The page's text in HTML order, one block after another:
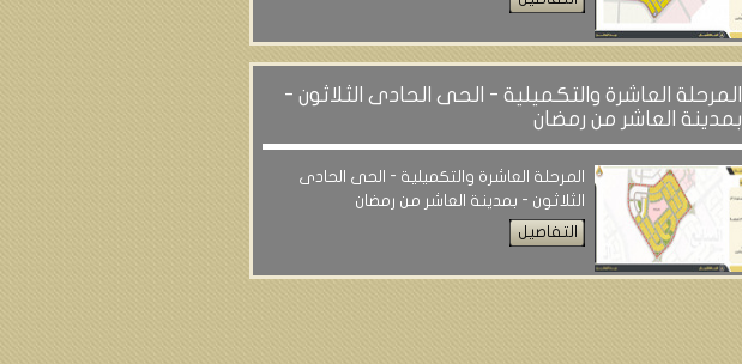
المرحلة العاشرة والتكميلية - الحى الحادى الثلاثون -
بمدينة العاشر من رمضان
المرحلة العاشرة والتكميلية - الحى الحادى
الثلاثون - بمدينة العاشر من رمضان
التفاصيل